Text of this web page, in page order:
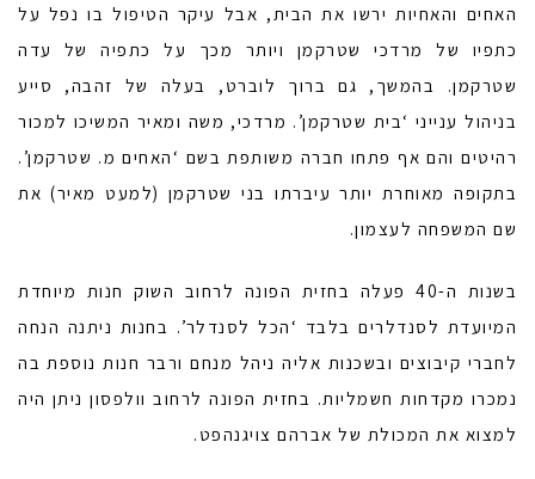
האחים והאחיות ירשו את הבית, אבל עיקר הטיפול בו נפל על
כתפיו של מרדכי שטרקמן ויותר מכך על כתפיה של עדה
שטרקמן. בהמשך, גם ברוך לוברט, בעלה של זהבה, סייע
בניהול ענייני ‘בית שטרקמן’. מרדכי, משה ומאיר המשיכו למכור
רהיטים והם אף פתחו חברה משותפת בשם ‘האחים מ. שטרקמן’.
בתקופה מאוחרת יותר עיברתו בני שטרקמן (למעט מאיר) את
שם המשפחה לעצמון.
בשנות ה-40 פעלה בחזית הפונה לרחוב השוק חנות מיוחדת
המיועדת לסנדלרים בלבד ‘הכל לסנדלר’. בחנות ניתנה הנחה
לחברי קיבוצים ובשכנות אליה ניהל מנחם ורבר חנות נוספת בה
נמכרו מקדחות חשמליות. בחזית הפונה לרחוב וולפסון ניתן היה
למצוא את המכולת של אברהם צויגנהפט.